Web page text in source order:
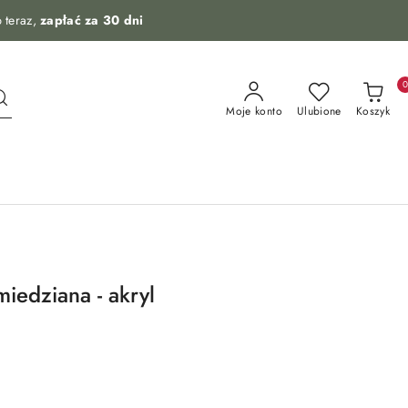
teraz, zapłać za 30 dni
Moje konto Ulubione Koszyk
0
- akryl